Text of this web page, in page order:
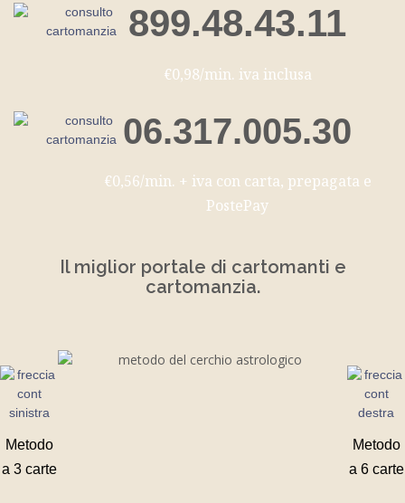
899.48.43.11
€0,98/min. iva inclusa
06.317.005.30
€0,56/min. + iva con carta, prepagata e
PostePay
Il miglior portale di cartomanti e
cartomanzia.
Metodo
a 3 carte
Metodo
a 6 carte